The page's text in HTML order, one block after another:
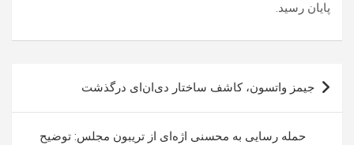
پایان رسید.
راهبری
نوشته
جیمز واتسون، کاشف ساختار دی‌ان‌ای درگذشت
حمله رسایی به محسنی اژه‌ای از تریبون مجلس: توضیح